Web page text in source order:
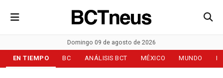
Domingo 09 de agosto de 2026
EN TIEMPO BC ANÁLISIS BCT MÉXICO MUNDO